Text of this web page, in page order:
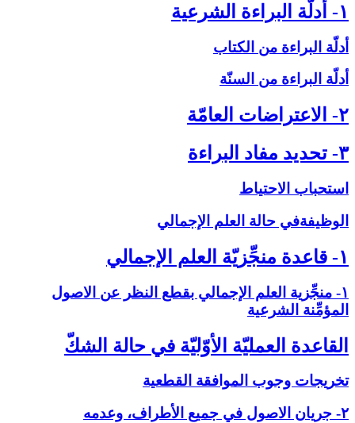
۱- أدلّة البراءة الشرعية
أدلّة البراءة من الكتاب
أدلّة البراءة من السنّة
۲- الاعتراضات العامّة
۳- تحديد مفاد البراءة
استحباب الاحتياط
الوظيفةفي حالة العلم الإجمالي‏
۱- قاعدة منجِّزيّة العلم الإجمالي‏
۱- منجِّزية العلم الإجمالي بقطع النظر عن الاصول
المؤمِّنة الشرعية
القاعدة العمليّة الأوّليّة في حالة الشكّ‏
تخريجات وجوب الموافقة القطعية
۲- جريان الاصول في جميع الأطراف، وعدمه